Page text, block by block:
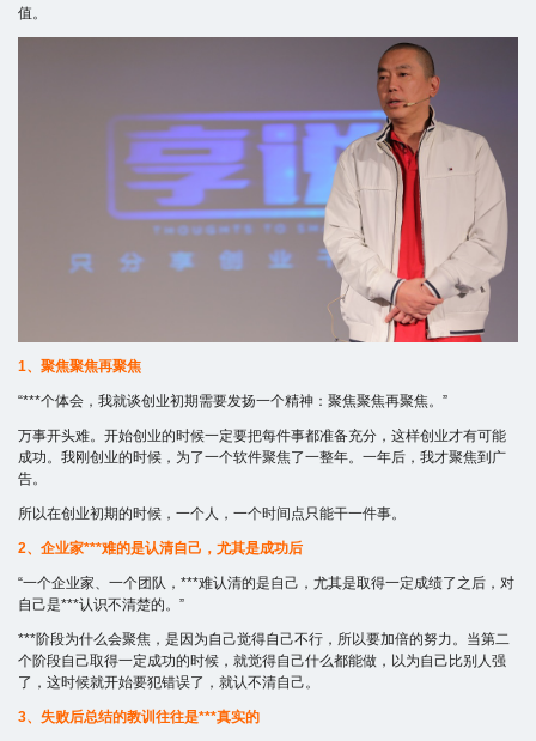
值。
1、聚焦聚焦再聚焦
“***个体会，我就谈创业初期需要发扬一个精神：聚焦聚焦再聚焦。”
万事开头难。开始创业的时候一定要把每件事都准备充分，这样创业才有可能
成功。我刚创业的时候，为了一个软件聚焦了一整年。一年后，我才聚焦到广
告。
所以在创业初期的时候，一个人，一个时间点只能干一件事。
2、企业家***难的是认清自己，尤其是成功后
“一个企业家、一个团队，***难认清的是自己，尤其是取得一定成绩了之后，对
自己是***认识不清楚的。”
***阶段为什么会聚焦，是因为自己觉得自己不行，所以要加倍的努力。当第二
个阶段自己取得一定成功的时候，就觉得自己什么都能做，以为自己比别人强
了，这时候就开始要犯错误了，就认不清自己。
3、失败后总结的教训往往是***真实的